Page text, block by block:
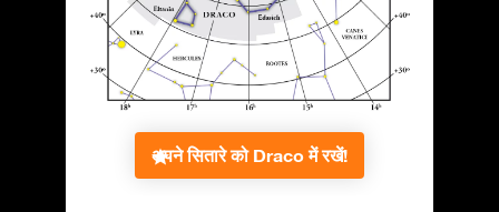
अपने सितारे को Draco में रखें!